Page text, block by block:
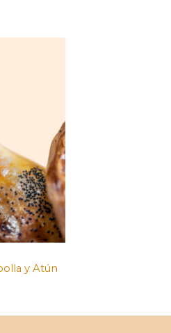
y Atún